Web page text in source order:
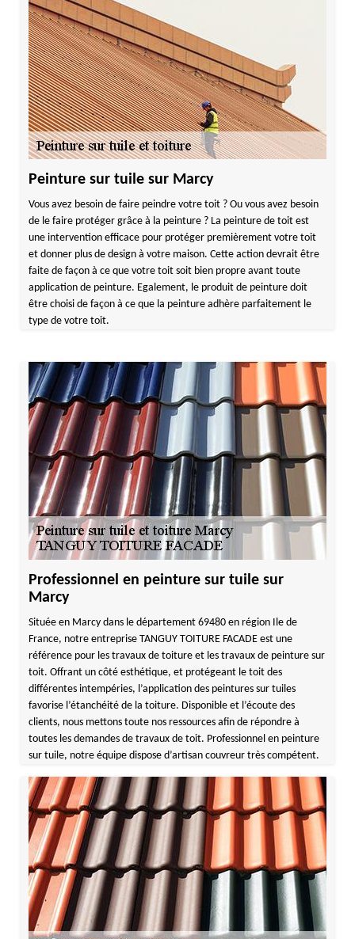
Peinture sur tuile sur Marcy
Vous avez besoin de faire peindre votre toit ? Ou vous avez besoin
de le faire protéger grâce à la peinture ? La peinture de toit est
une intervention efficace pour protéger premièrement votre toit
et donner plus de design à votre maison. Cette action devrait être
faite de façon à ce que votre toit soit bien propre avant toute
application de peinture. Egalement, le produit de peinture doit
être choisi de façon à ce que la peinture adhère parfaitement le
type de votre toit.
Professionnel en peinture sur tuile sur
Marcy
Située en Marcy dans le département 69480 en région Ile de
France, notre entreprise TANGUY TOITURE FACADE est une
référence pour les travaux de toiture et les travaux de peinture sur
toit. Offrant un côté esthétique, et protégeant le toit des
différentes intempéries, l’application des peintures sur tuiles
favorise l’étanchéité de la toiture. Disponible et l’écoute des
clients, nous mettons toute nos ressources afin de répondre à
toutes les demandes de travaux de toit. Professionnel en peinture
sur tuile, notre équipe dispose d’artisan couvreur très compétent.